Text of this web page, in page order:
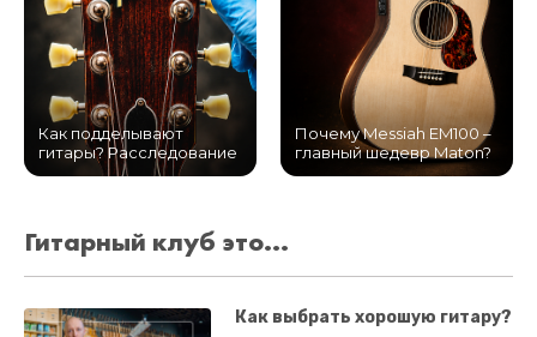
Как подделывают
гитары? Расследование
Почему Messiah EM100 –
главный шедевр Maton?
Гитарный клуб это...
Как выбрать хорошую гитару?